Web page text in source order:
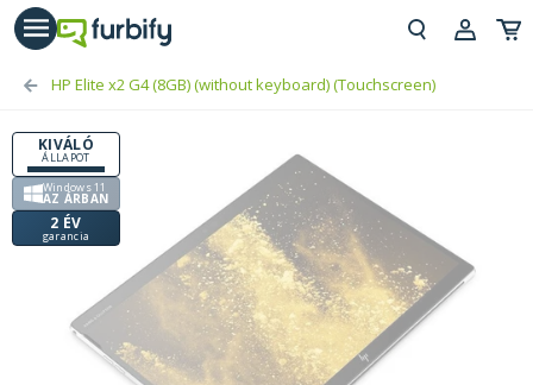
HP Elite x2 G4 (8GB) (without keyboard) (Touchscreen)
KIVÁLÓ
ÁLLAPOT
Windows 11
AZ ÁRBAN
2 ÉV
garancia
gomb